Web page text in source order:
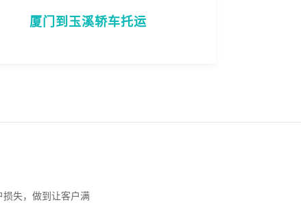
厦门到玉溪轿车托运
失，做到让客户满